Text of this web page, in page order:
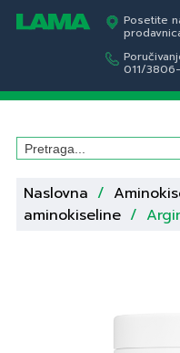
Posetite
011/
Naslovna /
aminokiseline /